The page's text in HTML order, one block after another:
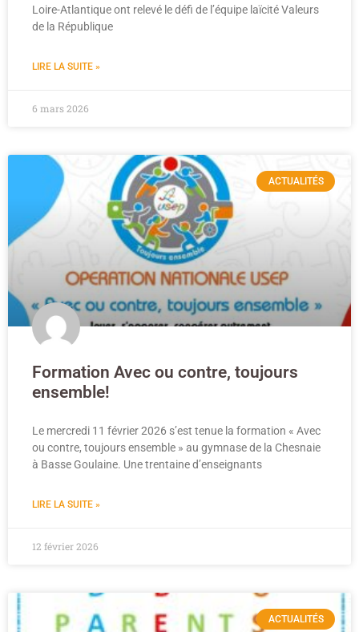
Loire-Atlantique ont relevé le défi de l’équipe laïcité Valeurs
de la République
LIRE LA SUITE »
6 mars 2026
ACTUALITÉS
Formation Avec ou contre, toujours
ensemble!
Le mercredi 11 février 2026 s’est tenue la formation « Avec
ou contre, toujours ensemble » au gymnase de la Chesnaie
à Basse Goulaine. Une trentaine d’enseignants
LIRE LA SUITE »
12 février 2026
ACTUALITÉS